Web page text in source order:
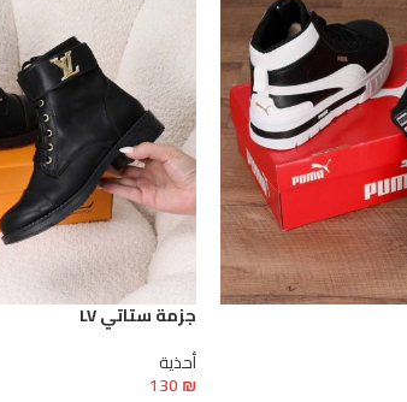
جزمة ستاتي LV
أحذية
130₪